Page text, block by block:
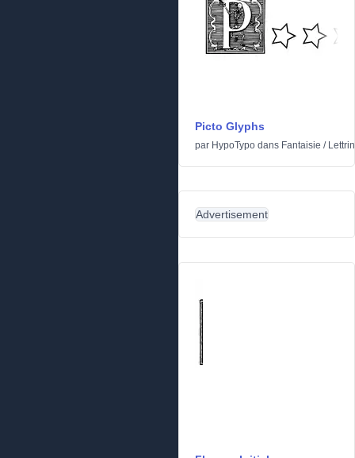
Picto Glyphs
par HypoTypo dans Fantaisie /
Advertisement